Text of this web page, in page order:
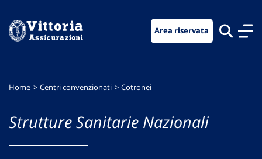
menu
contenuto
footer
Area riservata
Home Centri convenzionati Cotronei
Strutture Sanitarie Nazionali